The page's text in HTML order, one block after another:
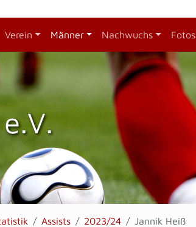
Verein Männer Nachwuchs Fotos
Assists 2023/24 Jannik Heiß